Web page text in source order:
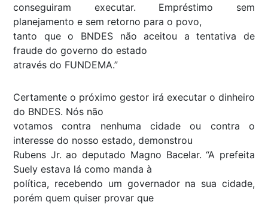
conseguiram executar. Empréstimo sem
planejamento e sem retorno para o povo,
tanto que o BNDES não aceitou a tentativa de
fraude do governo do estado
através do FUNDEMA.”
Certamente o próximo gestor irá executar o dinheiro
do BNDES. Nós não
votamos contra nenhuma cidade ou contra o
interesse do nosso estado, demonstrou
Rubens Jr. ao deputado Magno Bacelar. “A prefeita
Suely estava lá como manda à
política, recebendo um governador na sua cidade,
porém quem quiser provar que